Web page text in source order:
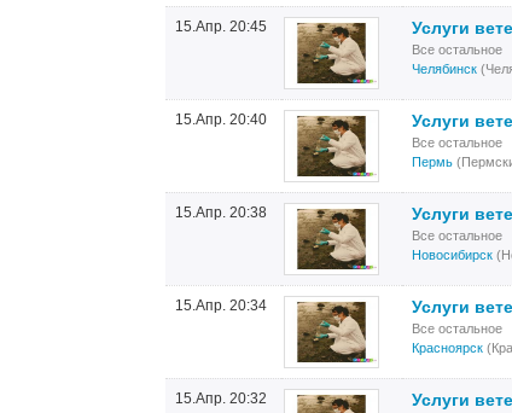
15.Апр. 20:45 Услуги
Все остальное
Челябинск
15.Апр. 20:40 Услуги
Все остальное
Пермь
15.Апр. 20:38 Услуги
Все остальное
Новосибирск
15.Апр. 20:34 Услуги
Все остальное
Красноярск
15.Апр. 20:32 Услуги